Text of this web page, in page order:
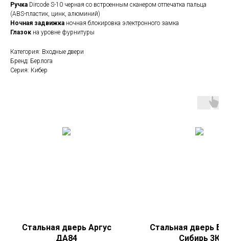
Ручка Dircode S-10 черная со встроенным сканером отпечатка пальца
(ABS-пластик, цинк, алюминий)
Ночная задвижка ночная блокировка электронного замка
Глазок на уровне фурнитуры
Категория: Входные двери
Бренд: Берлога
Серия: Кибер
Стальная дверь Аргус
ДА84
Стальная дверь
Сибирь 3К